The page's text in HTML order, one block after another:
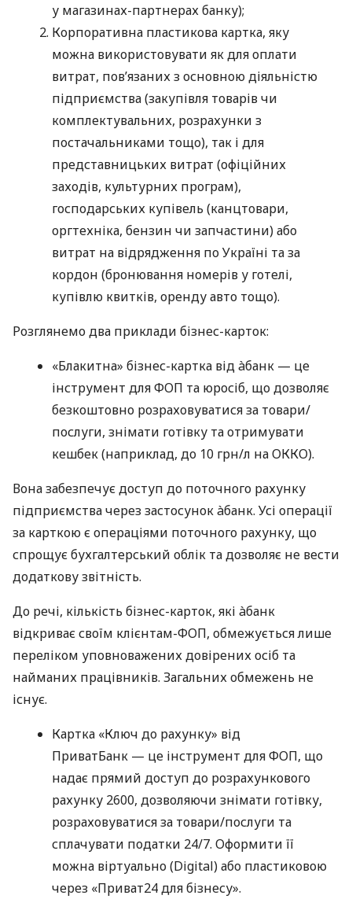
у магазинах-партнерах банку);
Корпоративна пластикова картка, яку
можна використовувати як для оплати
витрат, пов’язаних з основною діяльністю
підприємства (закупівля товарів чи
комплектувальних, розрахунки з
постачальниками тощо), так і для
представницьких витрат (офіційних
заходів, культурних програм),
господарських купівель (канцтовари,
оргтехніка, бензин чи запчастини) або
витрат на відрядження по Україні та за
кордон (бронювання номерів у готелі,
купівлю квитків, оренду авто тощо).
Розглянемо два приклади бізнес-карток:
«Блакитна» бізнес-картка від àбанк — це
інструмент для ФОП та юросіб, що дозволяє
безкоштовно розраховуватися за товари/
послуги, знімати готівку та отримувати
кешбек (наприклад, до 10 грн/л на ОККО).
Вона забезпечує доступ до поточного рахунку
підприємства через застосунок àбанк. Усі операції
за карткою є операціями поточного рахунку, що
спрощує бухгалтерський облік та дозволяє не вести
додаткову звітність.
До речі, кількість бізнес-карток, які àбанк
відкриває своїм клієнтам-ФОП, обмежується лише
переліком уповноважених довірених осіб та
найманих працівників. Загальних обмежень не
існує.
Картка «Ключ до рахунку» від
ПриватБанк — це інструмент для ФОП, що
надає прямий доступ до розрахункового
рахунку 2600, дозволяючи знімати готівку,
розраховуватися за товари/послуги та
сплачувати податки 24/7. Оформити її
можна віртуально (Digital) або пластиковою
через «Приват24 для бізнесу».